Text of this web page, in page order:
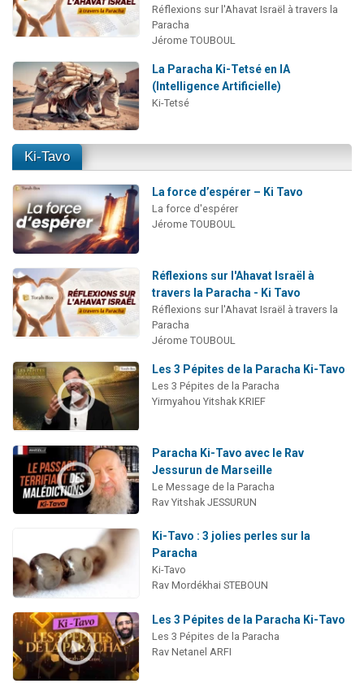
Réflexions sur l'Ahavat Israël à travers la
Paracha
Jérome TOUBOUL
La Paracha Ki-Tetsé en IA
(Intelligence Artificielle)
Ki-Tetsé
Ki-Tavo
La force d’espérer – Ki Tavo
La force d'espérer
Jérome TOUBOUL
Réflexions sur l'Ahavat Israël à
travers la Paracha - Ki Tavo
Réflexions sur l'Ahavat Israël à travers la
Paracha
Jérome TOUBOUL
Les 3 Pépites de la Paracha Ki-Tavo
Les 3 Pépites de la Paracha
Yirmyahou Yitshak KRIEF
Paracha Ki-Tavo avec le Rav
Jessurun de Marseille
Le Message de la Paracha
Rav Yitshak JESSURUN
Ki-Tavo : 3 jolies perles sur la
Paracha
Ki-Tavo
Rav Mordékhai STEBOUN
Les 3 Pépites de la Paracha Ki-Tavo
Les 3 Pépites de la Paracha
Rav Netanel ARFI